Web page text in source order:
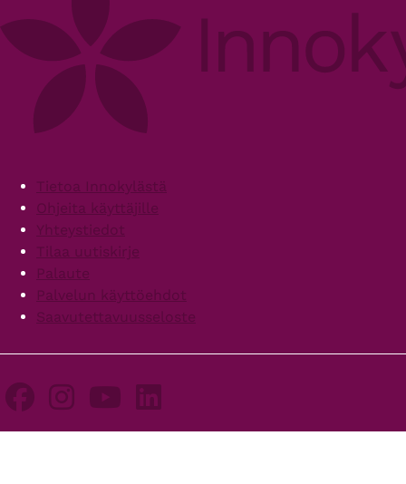
FooterTietoa Innokylästä
Ohjeita käyttäjille
Yhteystiedot
Tilaa uutiskirje
Palaute
Palvelun käyttöehdot
Saavutettavuusseloste